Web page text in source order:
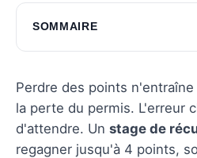
SOMMAIRE
Organisation pratique du
Immersion dans le stage
Questions fréquentes
Perdre des points
la perte du permis. L'erreur
d'attendre. Un stage de
regagner jusqu'à 4 points,